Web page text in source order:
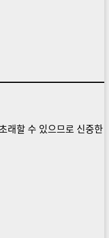
래할 수 있으므로 신중한